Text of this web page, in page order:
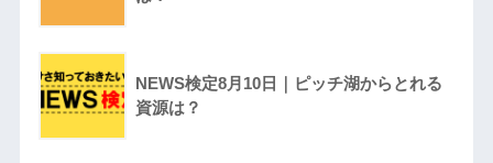
NEWS検定8月10日｜ピッチ湖からとれる
資源は？